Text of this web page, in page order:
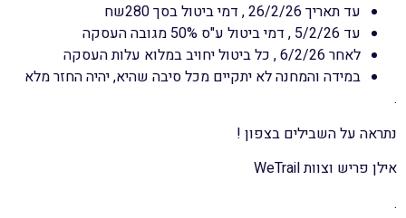
עד תאריך 26/2/26 , דמי ביטול בסך 280שח
עד 5/2/26 , דמי ביטול ע"ס 50% מגובה העסקה
לאחר 6/2/26 , כל ביטול יחויב במלוא עלות העסקה
במידה והמחנה לא יתקיים מכל סיבה שהיא, יהיה החזר מלא
.
נתראה על השבילים בצפון !
אילן פריש וצוות WeTrail
.